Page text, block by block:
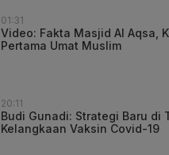
01:31
Video: Fakta Masjid Al Aqsa,
Pertama Umat Muslim
20:11
Budi Gunadi: Strategi Baru di
Kelangkaan Vaksin Covid-19